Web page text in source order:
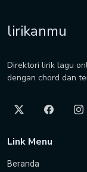
lirikanmu
Direktori lirik lagu
dengan chord dan
Link Menu
Beranda